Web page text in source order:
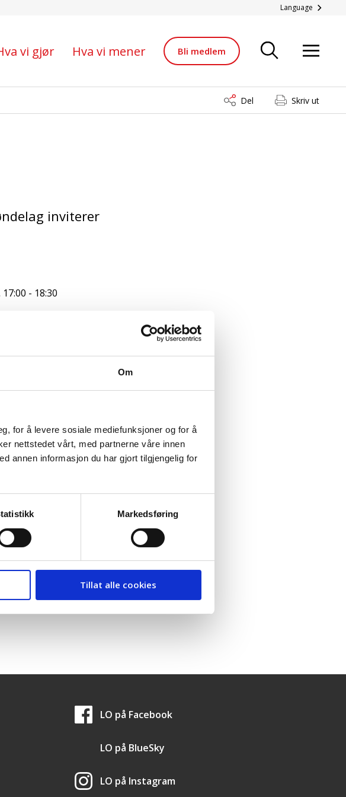
Om
for å levere sosiale mediefunksjoner og for å
nettstedet vårt, med partnerne våre innen
annen informasjon du har gjort tilgjengelig for
Markedsføring
Tillat alle cookies
Language
vi gjør Hva vi mener Bli medlem
Del Skriv ut
inviterer
- 18:30
kunne vi lese at
utvalg.
LO i sosiale medier
LO på Facebook
LO på BlueSky
LO på Instagram